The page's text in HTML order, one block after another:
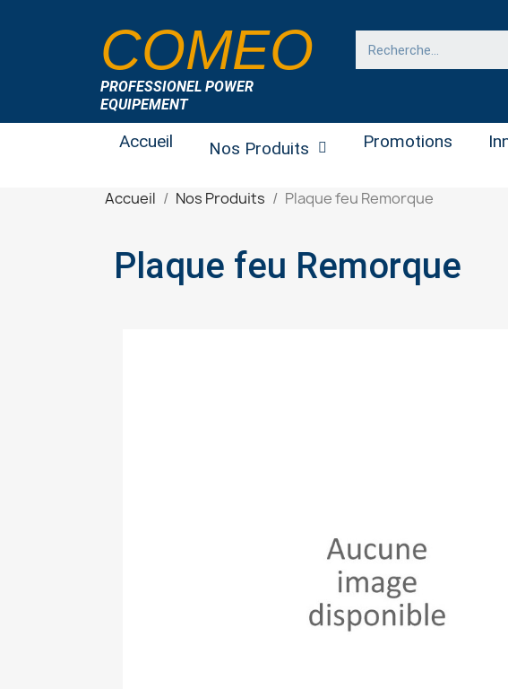
COMEO
PROFESSIONEL POWER
EQUIPEMENT
Accueil Nos Produits Promotions
Accueil Nos Produits Plaque feu Remorque
Plaque feu Remorque